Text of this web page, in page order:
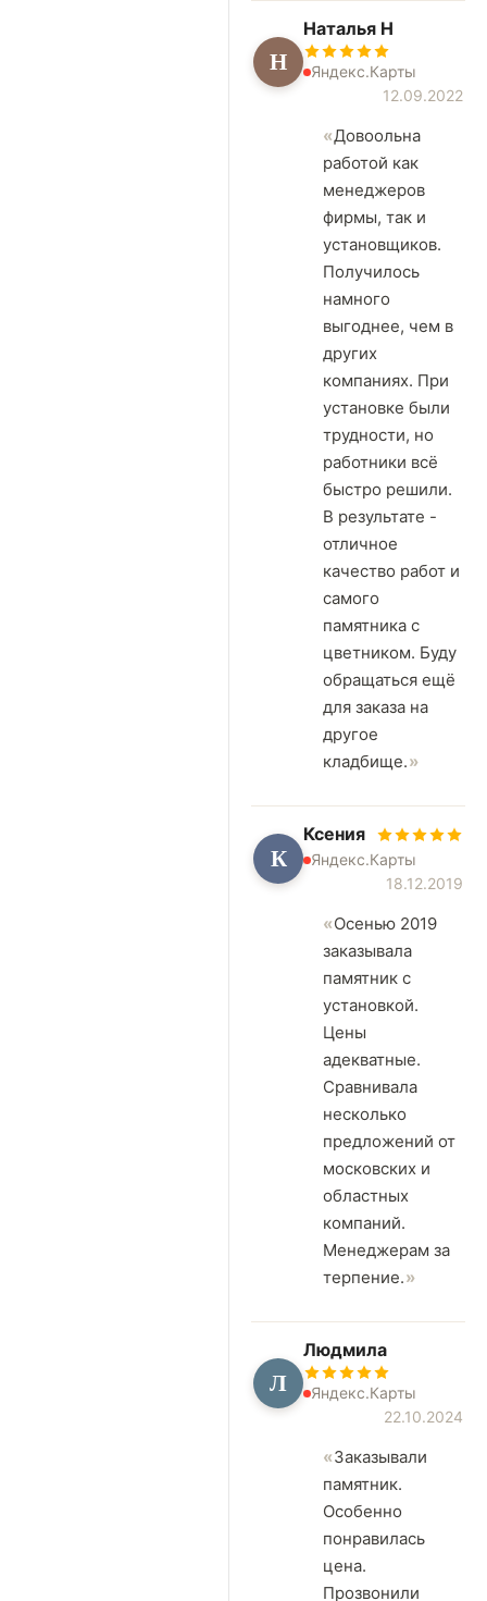
Н
Наталья Н
Яндекс.Карты
12.09.2022
Довоольна
работой как
менеджеров
фирмы, так и
установщиков.
Получилось
намного
выгоднее, чем в
других
компаниях. При
установке были
трудности, но
работники всё
быстро решили.
В результате -
отличное
качество работ и
самого
памятника с
цветником. Буду
обращаться ещё
для заказа на
другое
кладбище.
К
Ксения
Яндекс.Карты
18.12.2019
Осенью 2019
заказывала
памятник с
установкой.
Цены
адекватные.
Сравнивала
несколько
предложений от
московских и
областных
компаний.
Менеджерам за
терпение.
Л
Людмила
Яндекс.Карты
22.10.2024
Заказывали
памятник.
Особенно
понравилась
цена.
Прозвонили